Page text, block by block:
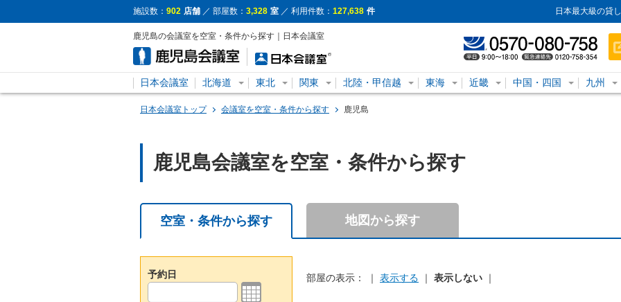
施設数： 902 店舗 ／ 部屋数： 3,328 室 ／ 利用件数： 127,638 件 日本最大級の貸
鹿児島の会議室を空室・条件から探す｜日本会議室
日本会議室 北海道 東北 関東 北陸・甲信越 東海 近畿 中国・四国 九州
日本会議室トップ 会議室を空室・条件から探す 鹿児島
鹿児島会議室を空室・条件から探す
空室・条件から探す 地図から探す
予約日 部屋の表示： ｜ 表示する ｜ 表示しない ｜